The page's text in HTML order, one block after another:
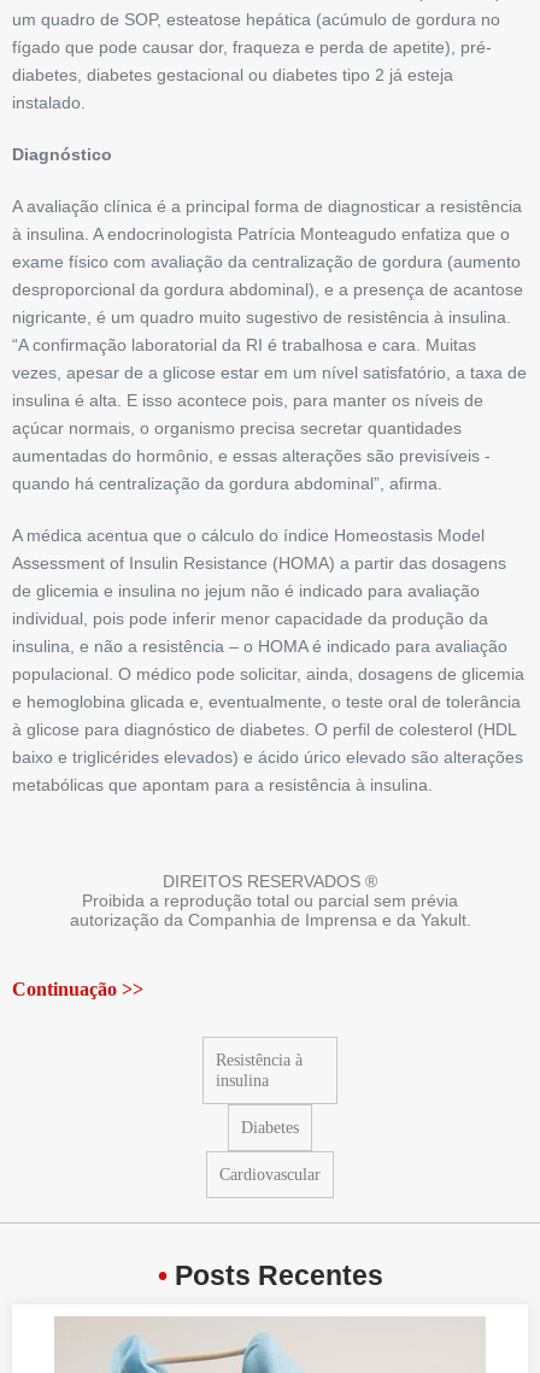
um quadro de SOP, esteatose hepática (acúmulo de gordura no
fígado que pode causar dor, fraqueza e perda de apetite), pré-
diabetes, diabetes gestacional ou diabetes tipo 2 já esteja
instalado.
Diagnóstico
A avaliação clínica é a principal forma de diagnosticar a resistência
à insulina. A endocrinologista Patrícia ­Monteagudo enfatiza que o
exame físico com avaliação da centralização de gordura (aumento
desproporcional da gordura abdominal), e a presença de acantose
nigricante, é um quadro ­muito sugestivo de resistência à insulina.
“A confirmação laboratorial da RI é trabalhosa e cara. Muitas
vezes, apesar de a glicose estar em um nível satisfatório, a taxa de
insulina é alta. E isso acontece pois, para manter os níveis de
açúcar normais, o organismo precisa secretar quantidades
aumentadas do hormônio, e essas alterações são previsíveis ­
quando há centralização da gordura abdominal”, afirma.
A médica ­acentua que o cálculo do índice ­Homeostasis ­Model
Assessment of ­Insulin ­Resistance (HOMA) a partir das dosagens
de glicemia e insulina no jejum não é indicado para avaliação
individual, pois pode inferir menor capacidade da produção da
insulina, e não a resistência – o HOMA é indicado para avaliação
populacional. O médico pode solicitar, ainda, dosagens de glicemia
e hemoglobina glicada e, eventualmente, o teste oral de tolerância
à glicose para diagnóstico de diabetes. O perfil de colesterol (HDL
baixo e triglicérides elevados) e ácido úrico elevado são alterações
metabólicas que apontam para a resistência à insulina.
DIREITOS RESERVADOS ®
Proibida a reprodução total ou parcial sem prévia
autorização da Companhia de Imprensa e da Yakult.
Continuação >>
Resistência à
insulina
Diabetes
Cardiovascular
•Posts Recentes